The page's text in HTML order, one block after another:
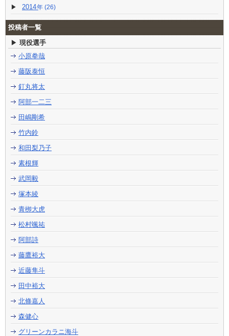
2014 (26)
投稿者一覧
現役選手
小原拳哉
藤阪泰恒
釘丸将太
阿部一二三
田嶋剛希
竹内鈴
和田梨乃子
素根輝
武岡毅
塚本綾
青栁大虎
松村颯祐
阿部詩
藤鷹裕大
近藤隼斗
田中裕大
北條嘉人
森健心
グリーンカラニ海斗